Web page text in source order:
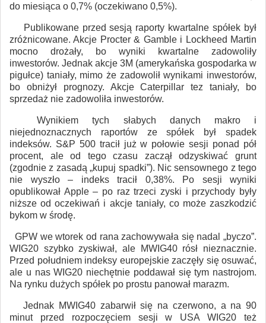
do miesiąca o 0,7% (oczekiwano 0,5%).
Publikowane przed sesją raporty kwartalne spółek był
zróżnicowane. Akcje Procter & Gamble i Lockheed Martin
mocno drożały, bo wyniki kwartalne zadowoliły
inwestorów. Jednak akcje 3M (amerykańska gospodarka w
pigułce) taniały, mimo że zadowolił wynikami inwestorów,
bo obniżył prognozy. Akcje Caterpillar tez taniały, bo
sprzedaż nie zadowoliła inwestorów.
Wynikiem tych słabych danych makro i
niejednoznacznych raportów ze spółek był spadek
indeksów. S&P 500 tracił już w połowie sesji ponad pół
procent, ale od tego czasu zaczął odzyskiwać grunt
(zgodnie z zasadą „kupuj spadki”). Nic sensownego z tego
nie wyszło – indeks tracił 0,38%. Po sesji wyniki
opublikował Apple – po raz trzeci zyski i przychody były
niższe od oczekiwań i akcje taniały, co może zaszkodzić
bykom w środę.
GPW we wtorek od rana zachowywała się nadal „byczo”.
WIG20 szybko zyskiwał, ale MWIG40 rósł nieznacznie.
Przed południem indeksy europejskie zaczęły się osuwać,
ale u nas WIG20 niechętnie poddawał się tym nastrojom.
Na rynku dużych spółek po prostu panował marazm.
Jednak MWIG40 zabarwił się na czerwono, a na 90
minut przed rozpoczęciem sesji w USA WIG20 też